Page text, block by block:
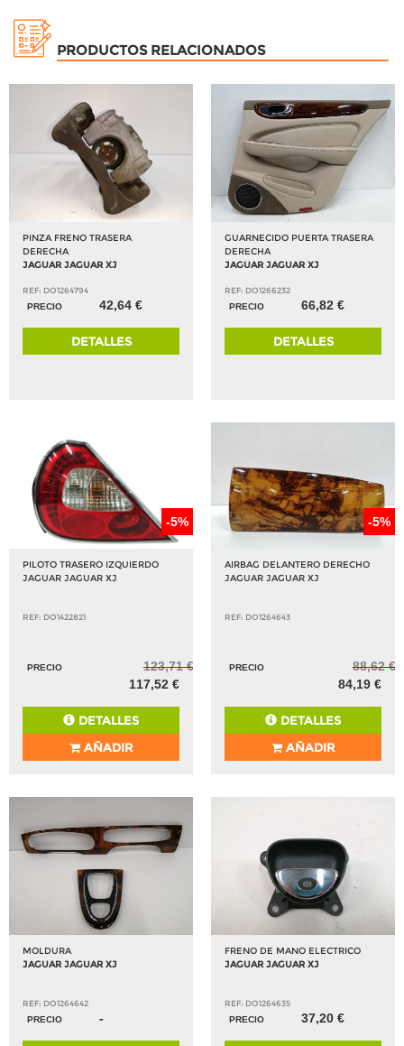
PRODUCTOS RELACIONADOS
PINZA FRENO TRASERA
DERECHA
JAGUAR JAGUAR XJ
REF: DO1264794
PRECIO
42,64 €
DETALLES
GUARNECIDO PUERTA TRASERA
DERECHA
JAGUAR JAGUAR XJ
REF: DO1266232
PRECIO
66,82 €
DETALLES
-5%
PILOTO TRASERO IZQUIERDO
JAGUAR JAGUAR XJ
REF: DO1422821
PRECIO
123,71 €
117,52 €
DETALLES
AÑADIR
-5%
AIRBAG DELANTERO DERECHO
JAGUAR JAGUAR XJ
REF: DO1264643
PRECIO
88,62 €
84,19 €
DETALLES
AÑADIR
MOLDURA
JAGUAR JAGUAR XJ
REF: DO1264642
PRECIO
-
FRENO DE MANO ELECTRICO
JAGUAR JAGUAR XJ
REF: DO1264635
PRECIO
37,20 €